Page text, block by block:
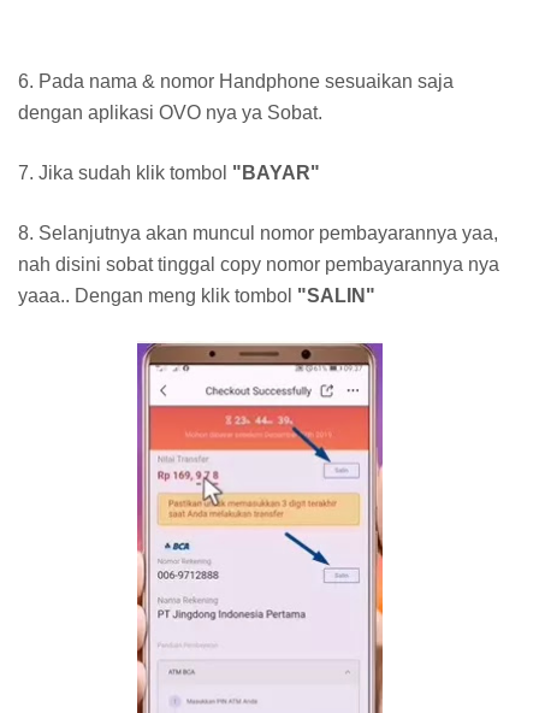
6. Pada nama & nomor Handphone sesuaikan saja
dengan aplikasi OVO nya ya Sobat.
7. Jika sudah klik tombol "BAYAR"
8. Selanjutnya akan muncul nomor pembayarannya yaa,
nah disini sobat tinggal copy nomor pembayarannya nya
yaaa.. Dengan meng klik tombol "SALIN"